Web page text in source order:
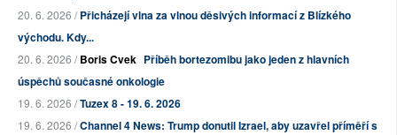
20. 6. 2026 /Přicházejí vlna za vlnou děsivých informací z Blízkého
východu. Kdy...
20. 6. 2026 /Boris Cvek Příběh bortezomibu jako jeden z hlavních
úspěchů současné onkologie
19. 6. 2026 /Tuzex 8 - 19. 6. 2026
19. 6. 2026 /Channel 4 News: Trump donutil Izrael, aby uzavřel příměří s